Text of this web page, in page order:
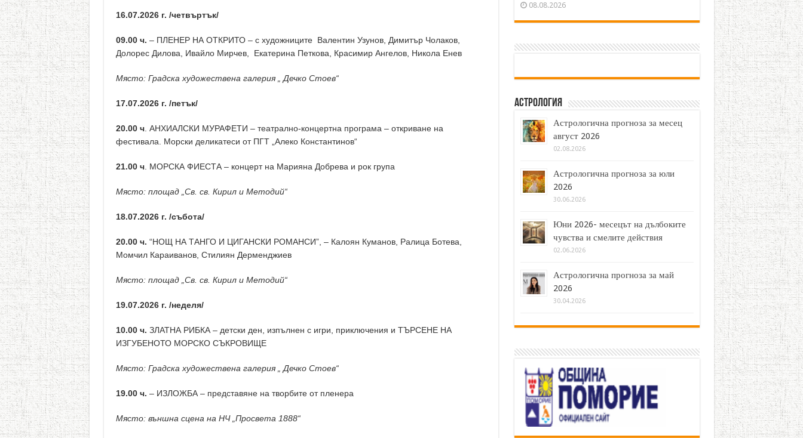
16.07.2026 г. /четвъртък/
09.00 ч. – ПЛЕНЕР НА ОТКРИТО – с художниците Валентин Узунов, Димитър Чолаков,
Долорес Дилова, Ивайло Мирчев, Екатерина Петкова, Красимир Ангелов, Никола Енев
Място: Градска художествена галерия „ Дечко Стоев“
17.07.2026 г. /петък/
20.00 ч. АНХИАЛСКИ МУРАФЕТИ – театрално-концертна програма – откриване на
фестивала. Морски деликатеси от ПГТ „Алеко Константинов“
21.00 ч. МОРСКА ФИЕСТА – концерт на Марияна Добрева и рок група
Място: площад „Св. св. Кирил и Методий“
18.07.2026 г. /събота/
20.00 ч. “НОЩ НА ТАНГО И ЦИГАНСКИ РОМАНСИ”, – Калоян Куманов, Ралица Ботева,
Момчил Караиванов, Стилиян Дерменджиев
Място: площад „Св. св. Кирил и Методий“
19.07.2026 г. /неделя/
10.00 ч. ЗЛАТНА РИБКА – детски ден, изпълнен с игри, приключения и ТЪРСЕНЕ НА
ИЗГУБЕНОТО МОРСКО СЪКРОВИЩЕ
Място: Градска художествена галерия „ Дечко Стоев“
19.00 ч. – ИЗЛОЖБА – представяне на творбите от пленера
Място: външна сцена на НЧ „Просвета 1888“
08.08.2026
Астрология
Астрологична прогноза за месец
август 2026
02.08.2026
Астрологична прогноза за юли
2026
30.06.2026
Юни 2026- месецът на дълбоките
чувства и смелите действия
02.06.2026
Астрологична прогноза за май
2026
30.04.2026